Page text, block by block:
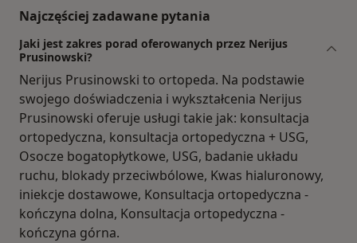
Najczęściej zadawane pytania
Jaki jest zakres porad oferowanych przez Nerijus
Prusinowski?
Nerijus Prusinowski to ortopeda. Na podstawie
swojego doświadczenia i wykształcenia Nerijus
Prusinowski oferuje usługi takie jak: konsultacja
ortopedyczna, konsultacja ortopedyczna + USG,
Osocze bogatopłytkowe, USG, badanie układu
ruchu, blokady przeciwbólowe, Kwas hialuronowy,
iniekcje dostawowe, Konsultacja ortopedyczna -
kończyna dolna, Konsultacja ortopedyczna -
kończyna górna.